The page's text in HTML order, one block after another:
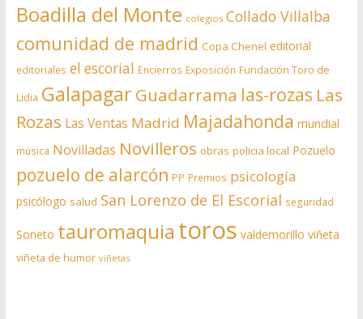
Boadilla del Monte colegios Collado Villalba
comunidad de madrid Copa Chenel editorial
editoriales el escorial Encierros Exposición Fundación Toro de
Lidia Galapagar Guadarrama las-rozas Las
Rozas Las Ventas Madrid Majadahonda mundial
música Novilladas Novilleros obras policia local Pozuelo
pozuelo de alarcón PP Premios psicología
psicólogo salud San Lorenzo de El Escorial seguridad
Soneto tauromaquia toros valdemorillo viñeta
viñeta de humor viñetas